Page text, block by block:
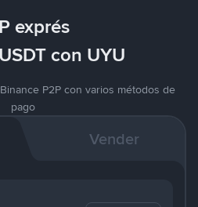
exprés
con UYU
P2P con varios métodos de
pago
Vender